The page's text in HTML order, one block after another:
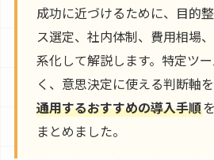
成功に近づけるために、目的
ス選定、社内体制、費用相場
系化して解説します。特定ツ
く、意思決定に使える判断軸を
通用するおすすめの導入手順
まとめました。